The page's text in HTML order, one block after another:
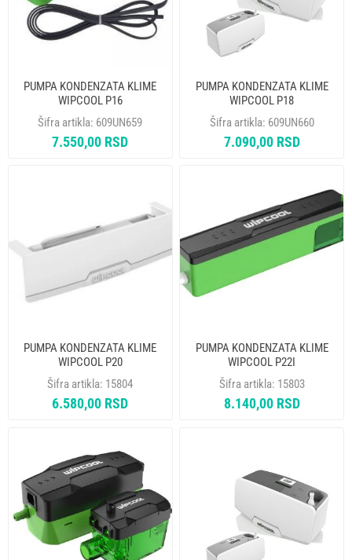
PUMPA KONDENZATA KLIME
WIPCOOL P16
Šifra artikla: 609UN659
7.550,00 RSD
PUMPA KONDENZATA KLIME
WIPCOOL P18
Šifra artikla: 609UN660
7.090,00 RSD
PUMPA KONDENZATA KLIME
WIPCOOL P20
Šifra artikla: 15804
6.580,00 RSD
PUMPA KONDENZATA KLIME
WIPCOOL P22I
Šifra artikla: 15803
8.140,00 RSD